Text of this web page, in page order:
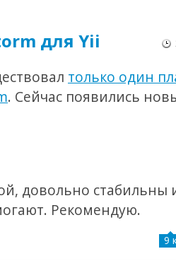
для Yii
только один
. Сейчас появились
довольно стабильны
Рекомендую.
9